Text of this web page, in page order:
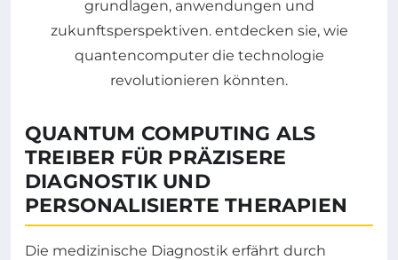
QUANTUM COMPUTING ALS
TREIBER FÜR PRÄZISERE
DIAGNOSTIK UND
PERSONALISIERTE THERAPIEN
Die medizinische Diagnostik erfährt durch